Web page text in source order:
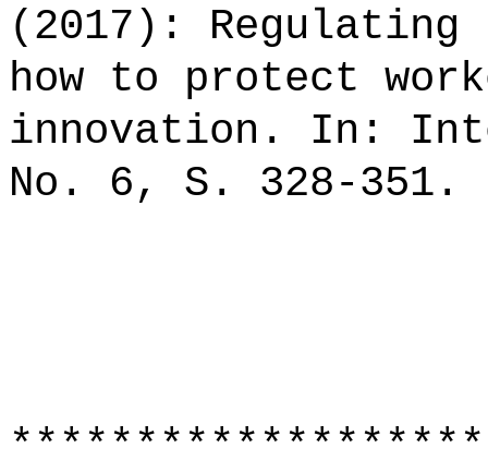
(2017): Regulating
how to protect
innovation. In:
No. 6, S. 328-351.